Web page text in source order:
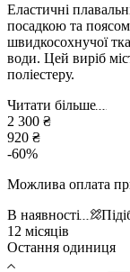
Еластичні
посадкою та
швидкосохнучої
води. Цей виріб
поліестеру.
Читати більше
2 300 ₴
920 ₴
-60%
Можлива оплата
В наявності
12 місяців
Остання одиниця